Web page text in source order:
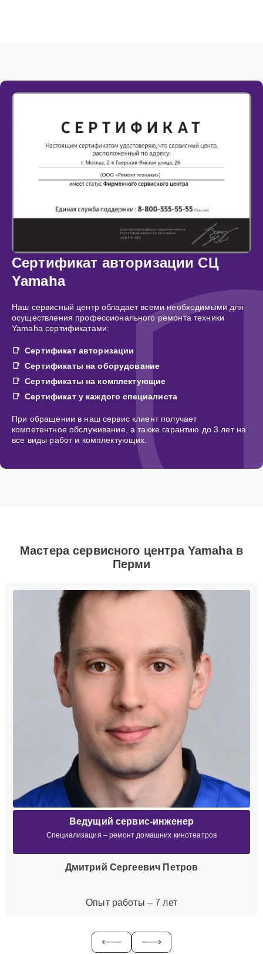
Сертификат авторизации СЦ
Yamaha
Наш сервисный центр обладает всеми необходимыми для
осуществления профессионального ремонта техники
Yamaha сертификатами:
Сертификат авторизации
Сертификаты на оборудование
Сертификаты на комплектующие
Сертификат у каждого специалиста
При обращении в наш сервис клиент получает
компетентное обслуживание, а также гарантию до 3 лет на
все виды работ и комплектующих.
Мастера сервисного центра Yamaha в
Перми
Ведущий сервис-инженер
Специализация – ремонт домашних кинотеатров
Дмитрий Сергеевич Петров
Опыт работы – 7 лет